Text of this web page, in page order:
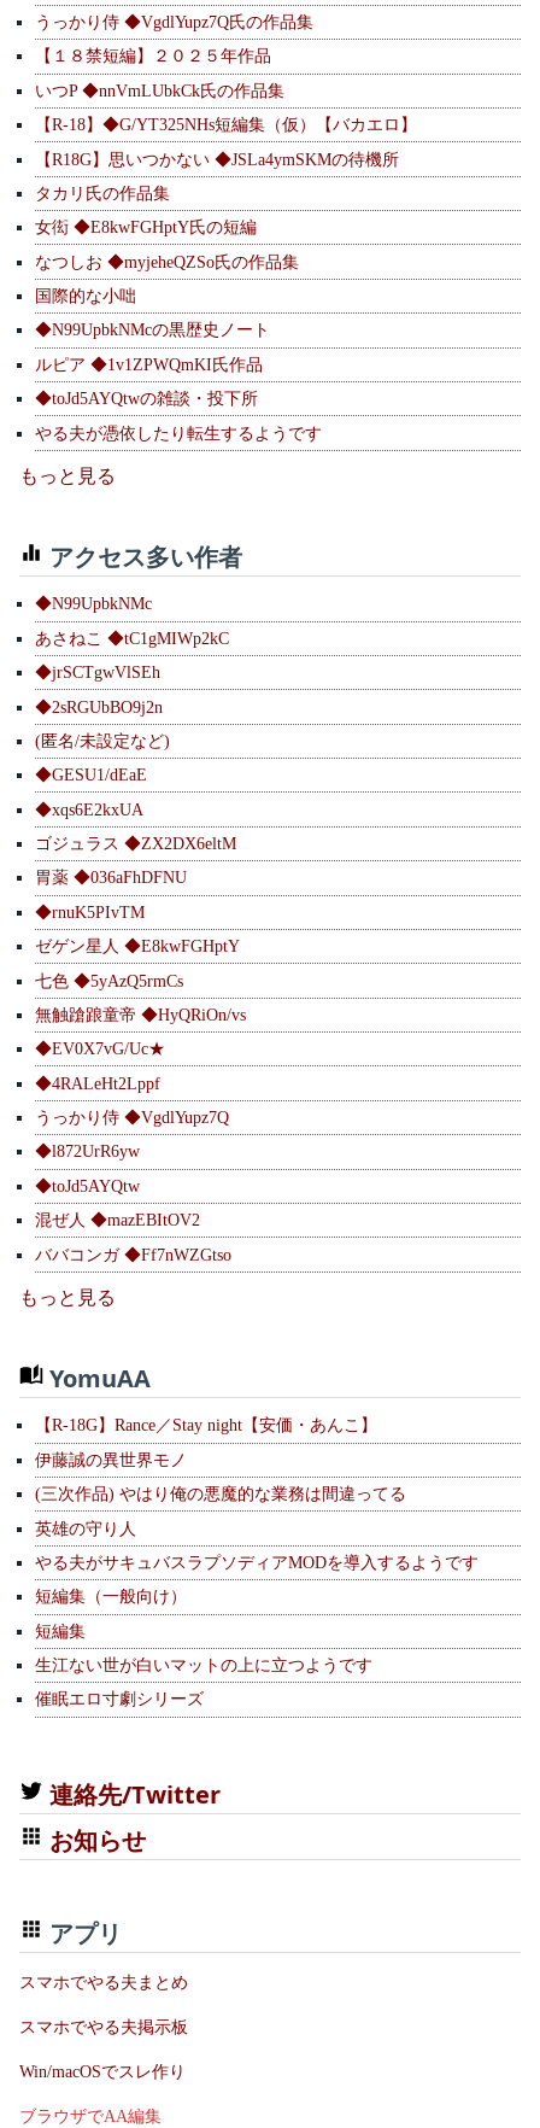
うっかり侍 ◆VgdlYupz7Q氏の作品集
【１８禁短編】２０２５年作品
いつP ◆nnVmLUbkCk氏の作品集
【R-18】◆G/YT325NHs短編集（仮）【バカエロ】
【R18G】思いつかない ◆JSLa4ymSKMの待機所
タカリ氏の作品集
女衒 ◆E8kwFGHptY氏の短編
なつしお ◆myjeheQZSo氏の作品集
国際的な小咄
◆N99UpbkNMcの黒歴史ノート
ルピア ◆1v1ZPWQmKI氏作品
◆toJd5AYQtwの雑談・投下所
やる夫が憑依したり転生するようです
もっと見る
アクセス多い作者
◆N99UpbkNMc
あさねこ ◆tC1gMIWp2kC
◆jrSCTgwVlSEh
◆2sRGUbBO9j2n
(匿名/未設定など)
◆GESU1/dEaE
◆xqs6E2kxUA
ゴジュラス ◆ZX2DX6eltM
胃薬 ◆036aFhDFNU
◆rnuK5PIvTM
ゼゲン星人 ◆E8kwFGHptY
七色 ◆5yAzQ5rmCs
無触蹌踉童帝 ◆HyQRiOn/vs
◆EV0X7vG/Uc★
◆4RALeHt2Lppf
うっかり侍 ◆VgdlYupz7Q
◆l872UrR6yw
◆toJd5AYQtw
混ぜ人 ◆mazEBItOV2
ババコンガ ◆Ff7nWZGtso
もっと見る
YomuAA
【R-18G】Rance／Stay night【安価・あんこ】
伊藤誠の異世界モノ
(三次作品) やはり俺の悪魔的な業務は間違ってる
英雄の守り人
やる夫がサキュバスラプソディアMODを導入するようです
短編集（一般向け）
短編集
生江ない世が白いマットの上に立つようです
催眠エロ寸劇シリーズ
連絡先/Twitter
お知らせ
アプリ
スマホでやる夫まとめ
スマホでやる夫掲示板
Win/macOSでスレ作り
ブラウザでAA編集